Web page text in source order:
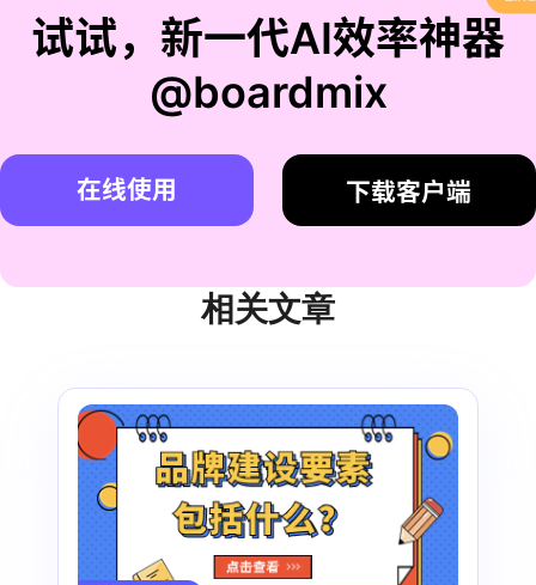
试试，新一代AI效率神器
@boardmix
在线使用 下载客户端
相关文章